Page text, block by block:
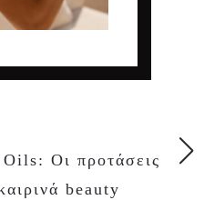
Οι προτάσεις
beauty